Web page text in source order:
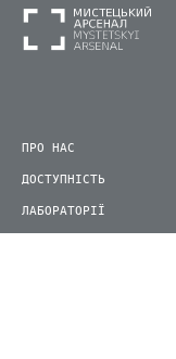
ПРО НАС
ДОСТУПНІСТЬ
ЛАБОРАТОРІЇ